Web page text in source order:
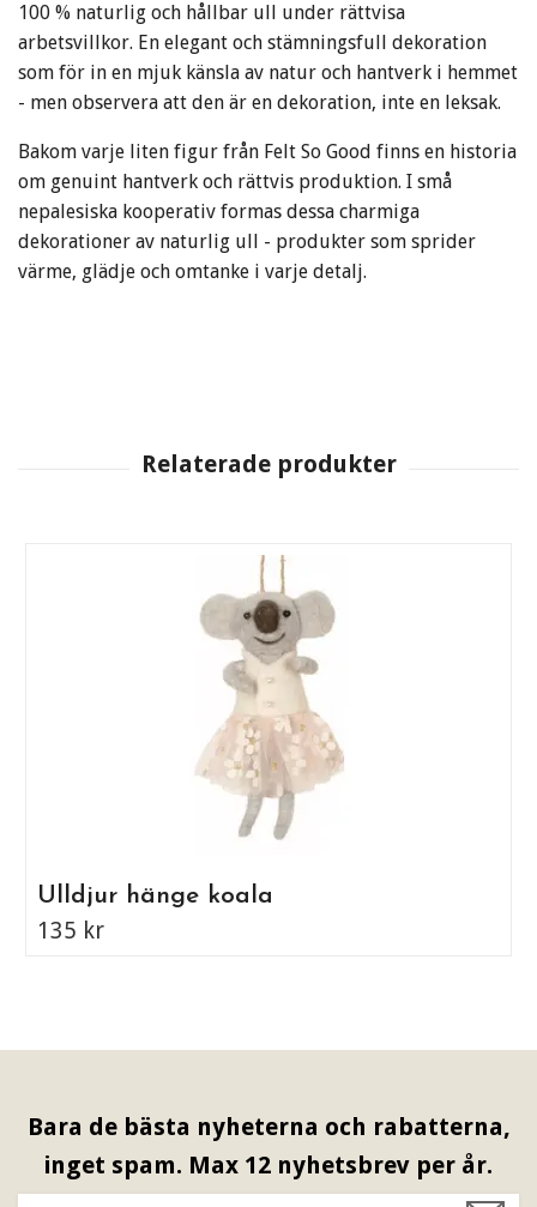
100 % naturlig och hållbar ull under rättvisa
arbetsvillkor. En elegant och stämningsfull dekoration
som för in en mjuk känsla av natur och hantverk i hemmet
- men observera att den är en dekoration, inte en leksak.
Bakom varje liten figur från Felt So Good finns en historia
om genuint hantverk och rättvis produktion. I små
nepalesiska kooperativ formas dessa charmiga
dekorationer av naturlig ull - produkter som sprider
värme, glädje och omtanke i varje detalj.
Ulldjur hänge koala
135 kr
Bara de bästa nyheterna och rabatterna,
inget spam. Max 12 nyhetsbrev per år.